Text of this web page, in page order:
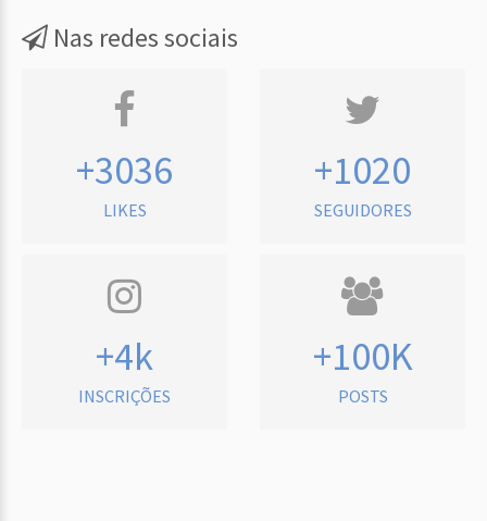
Nas redes sociais
+3036
LIKES
+1020
SEGUIDORES
+4k
INSCRIÇÕES
+100K
POSTS